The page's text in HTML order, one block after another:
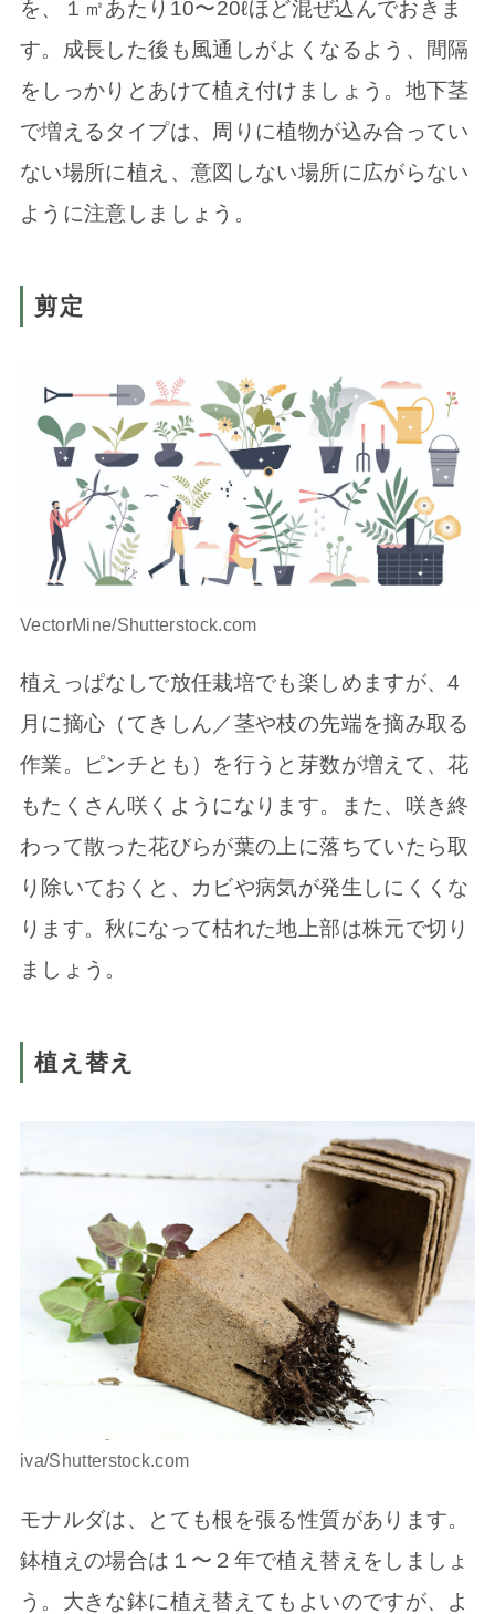
を、１㎡あたり10〜20ℓほど混ぜ込んでおきま
す。成長した後も風通しがよくなるよう、間隔
をしっかりとあけて植え付けましょう。地下茎
で増えるタイプは、周りに植物が込み合ってい
ない場所に植え、意図しない場所に広がらない
ように注意しましょう。
剪定
VectorMine/Shutterstock.com
植えっぱなしで放任栽培でも楽しめますが、4
月に摘心（てきしん／茎や枝の先端を摘み取る
作業。ピンチとも）を行うと芽数が増えて、花
もたくさん咲くようになります。また、咲き終
わって散った花びらが葉の上に落ちていたら取
り除いておくと、カビや病気が発生しにくくな
ります。秋になって枯れた地上部は株元で切り
ましょう。
植え替え
iva/Shutterstock.com
モナルダは、とても根を張る性質があります。
鉢植えの場合は１〜２年で植え替えをしましょ
う。大きな鉢に植え替えてもよいのですが、よ